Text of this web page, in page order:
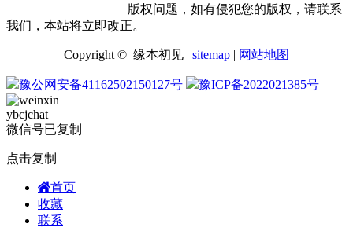
版权问题，如有侵犯您的版权，请联系
我们，本站将立即改正。
Copyright © 缘本初见 | sitemap | 网站地图
豫公网安备41162502150127号 豫ICP备2022021385号
ybcjchat
微信号已复制
点击复制
首页
收藏
联系